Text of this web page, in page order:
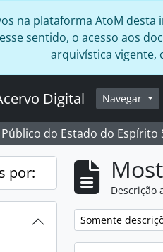
na plataforma AtoM desta
sentido, o acesso aos
arquivística vigente,
Digital Navegar
do Estado do Espírito
por:
Descrição
Remover filtro:
Somente